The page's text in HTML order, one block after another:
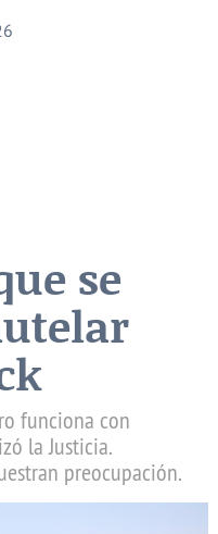
se
funciona con
la Justicia.
preocupación.